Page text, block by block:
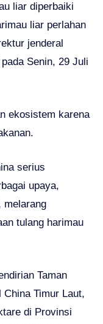
liar diperbaiki
liar perlahan
jenderal
Senin, 29 Juli
ekosistem karena
serius
upaya,
melarang
tulang harimau
Taman
China Timur Laut,
di Provinsi